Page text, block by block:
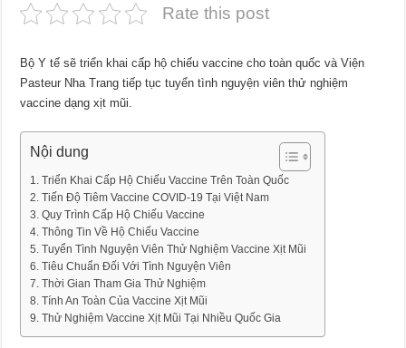
Rate this post
Bộ Y tế sẽ triển khai cấp hộ chiếu vaccine cho toàn quốc và Viện
Pasteur Nha Trang tiếp tục tuyển tình nguyện viên thử nghiệm
vaccine dạng xịt mũi.
Nội dung
Triển Khai Cấp Hộ Chiếu Vaccine Trên Toàn Quốc
Tiến Độ Tiêm Vaccine COVID-19 Tại Việt Nam
Quy Trình Cấp Hộ Chiếu Vaccine
Thông Tin Về Hộ Chiếu Vaccine
Tuyển Tình Nguyện Viên Thử Nghiệm Vaccine Xịt Mũi
Tiêu Chuẩn Đối Với Tình Nguyện Viên
Thời Gian Tham Gia Thử Nghiệm
Tính An Toàn Của Vaccine Xịt Mũi
Thử Nghiệm Vaccine Xịt Mũi Tại Nhiều Quốc Gia